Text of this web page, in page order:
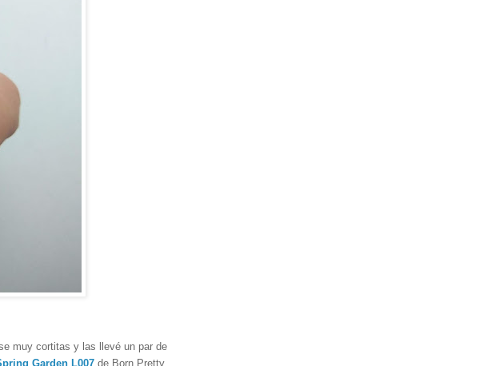
muy cortitas y las llevé un par de
Garden L007 de Born Pretty